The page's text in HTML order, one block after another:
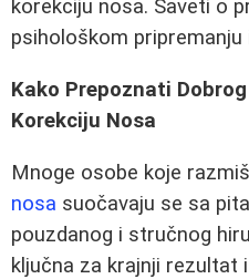
korekciju nosa. Saveti o
psihološkom
Kako Prepoznati
Korekciju Nosa
Mnoge osobe koje
nosa suočavaju se sa
pouzdanog i stručnog
ključna za krajnji rezultat